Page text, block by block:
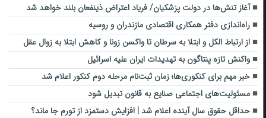
آغاز تنش‌ها در دولت پزشکیان/ فریاد اعتراض ذینفعان بلند خواهد شد
راه‌اندازی دفتر همکاری اقتصادی مازندران و روسیه‌
از ارتباط الکل و ابتلا به سرطان تا واکسن زونا و کاهش ابتلا به زوال عقل
واکنش تازه پنتاگون به تهدیدات ایران علیه اسرائیل
خبر مهم برای کنکوری‌ها؛ زمان ثبت‌نام مرحله دوم کنکور اعلام شد
مسئولیت‌های اجتماعی صنایع به قانون تبدیل شود
حداقل حقوق سال آینده اعلام شد | افزایش دستمزد از تورم جا ماند؟